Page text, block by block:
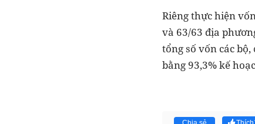
Riêng thực hiện
và 63/63 địa
tổng số vốn các
bằng 93,3% kế